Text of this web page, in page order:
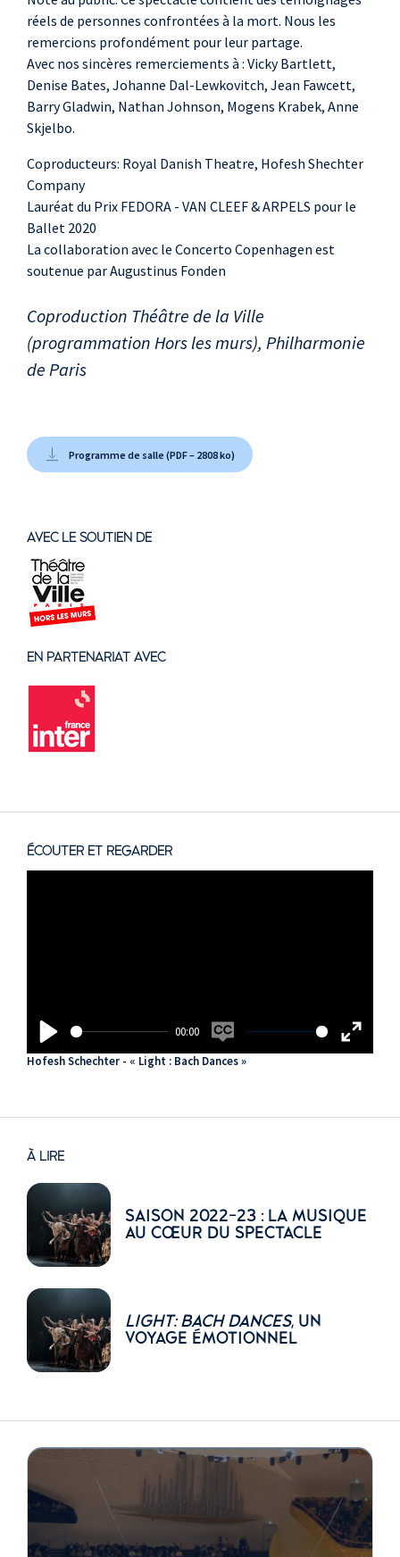
soprano
Mia Bergström
contralto
Kristin Mulders,
contralto
Zahid Siddiqui, ténor
Jespersen, basse
basse
réels de personnes confrontées à la mort. Nous les
remercions profondément pour leur partage.
Avec nos sincères remerciements à : Vicky Bartlett,
Denise Bates, Johanne Dal-Lewkovitch, Jean Fawcett,
Barry Gladwin, Nathan Johnson, Mogens Krabek, Anne
Skjelbo.
Coproducteurs: Royal Danish Theatre, Hofesh Shechter
Company
Lauréat du Prix FEDORA - VAN CLEEF & ARPELS pour le
Ballet 2020
La collaboration avec le Concerto Copenhagen est
soutenue par Augustinus Fonden
Coproduction Théâtre de la Ville
(programmation Hors les murs), Philharmonie
de Paris
Programme de salle (PDF – 2808 ko)
AVEC LE SOUTIEN DE
EN PARTENARIAT AVEC
ÉCOUTER ET REGARDER
Play
00:00
Enable
Enter
Hofesh Schechter - « Light : Bach Dances »
À LIRE
SAISON 2022-23 : LA MUSIQUE
AU CŒUR DU SPECTACLE
LIGHT: BACH DANCES, UN
VOYAGE ÉMOTIONNEL